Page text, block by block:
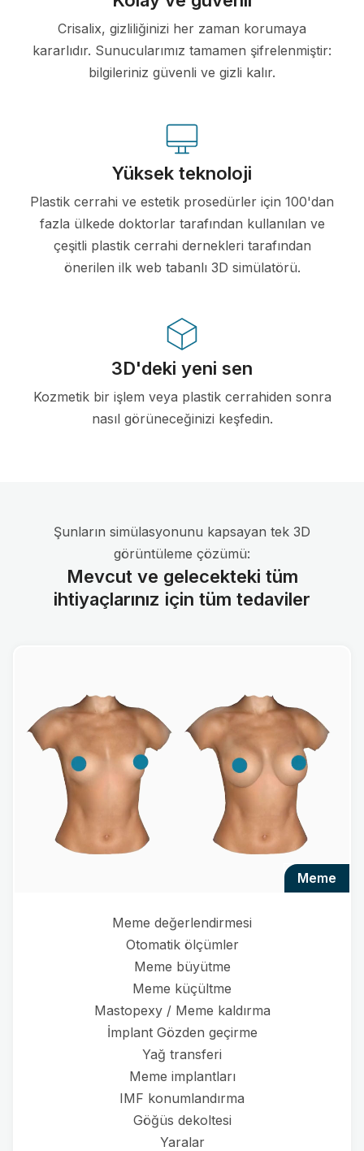
Crisalix, gizliliğinizi her zaman korumaya
kararlıdır. Sunucularımız tamamen şifrelenmiştir:
bilgileriniz güvenli ve gizli kalır.
Yüksek teknoloji
Plastik cerrahi ve estetik prosedürler için 100'dan
fazla ülkede doktorlar tarafından kullanılan ve
çeşitli plastik cerrahi dernekleri tarafından
önerilen ilk web tabanlı 3D simülatörü.
3D'deki yeni sen
Kozmetik bir işlem veya plastik cerrahiden sonra
nasıl görüneceğinizi keşfedin.
Şunların simülasyonunu kapsayan tek 3D
görüntüleme çözümü:
Mevcut ve gelecekteki tüm
ihtiyaçlarınız için tüm tedaviler
meme
Meme değerlendirmesi
Otomatik ölçümler
Meme büyütme
Meme küçültme
Mastopexy / Meme kaldırma
İmplant Gözden geçirme
Yağ transferi
Meme implantları
IMF konumlandırma
Göğüs dekoltesi
Yaralar